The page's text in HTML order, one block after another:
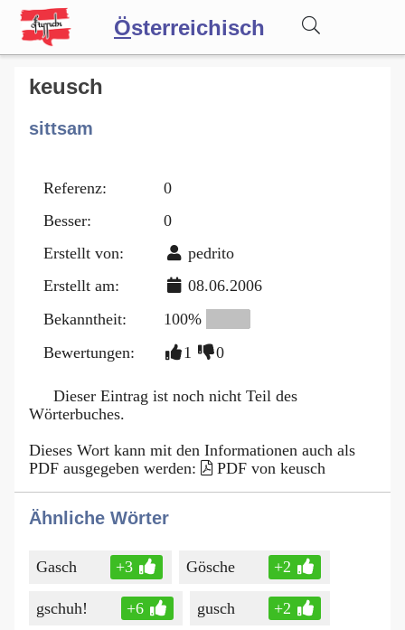
Österreichisch
Wörterbuch
Forum
Blog
keusch
sittsam
Referenz:
0
Besser:
0
Erstellt von:
pedrito
Erstellt am:
08.06.2006
Bekanntheit:
100%
Bewertungen:
1 0
Dieser Eintrag ist noch nicht Teil des
Wörterbuches.
Dieses Wort kann mit den Informationen auch als
PDF ausgegeben werden:
PDF von keusch
Ähnliche Wörter
Gasch +3 Gösche +2
gschuh! +6 gusch +2